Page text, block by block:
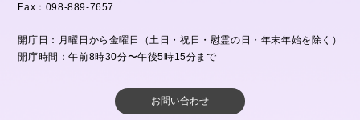
Fax：098-889-7657
開庁日：月曜日から金曜日（土日・祝日・慰霊の日・年末年始を除く）
開庁時間：午前8時30分〜午後5時15分まで
お問い合わせ